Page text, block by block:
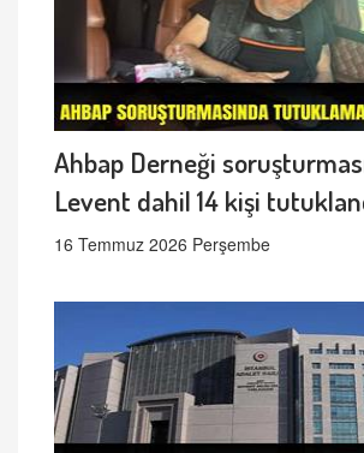
Ahbap Derneği
Levent dahil 14 kişi
16 Temmuz 2026 Perşembe